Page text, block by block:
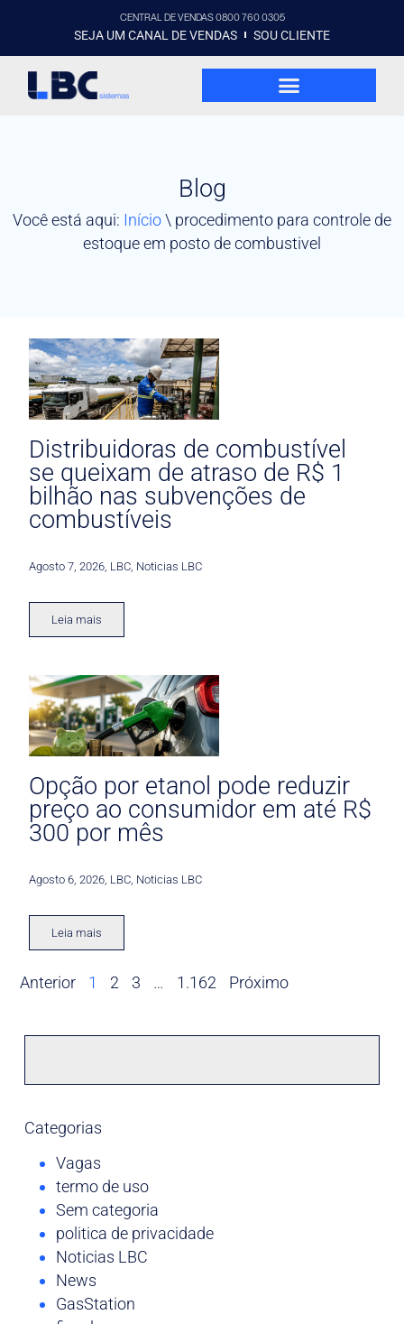
CENTRAL DE VENDAS 0800 760 0305
SEJA UM CANAL DE VENDAS SOU CLIENTE
Blog
Você está aqui: Início\ procedimento para controle de
estoque em posto de combustivel
Distribuidoras de combustível
se queixam de atraso de R$ 1
bilhão nas subvenções de
combustíveis
Agosto 7, 2026 LBC Noticias LBC
Leia mais
Opção por etanol pode reduzir
preço ao consumidor em até R$
300 por mês
Agosto 6, 2026 LBC Noticias LBC
Leia mais
Anterior 1 2 3 … 1.162 Próximo
Categorias
Vagas
termo de uso
Sem categoria
politica de privacidade
Noticias LBC
News
GasStation